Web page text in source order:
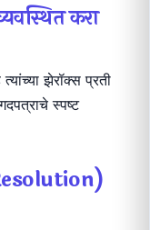
करा
झेरॉक्स प्रती
स्पष्ट